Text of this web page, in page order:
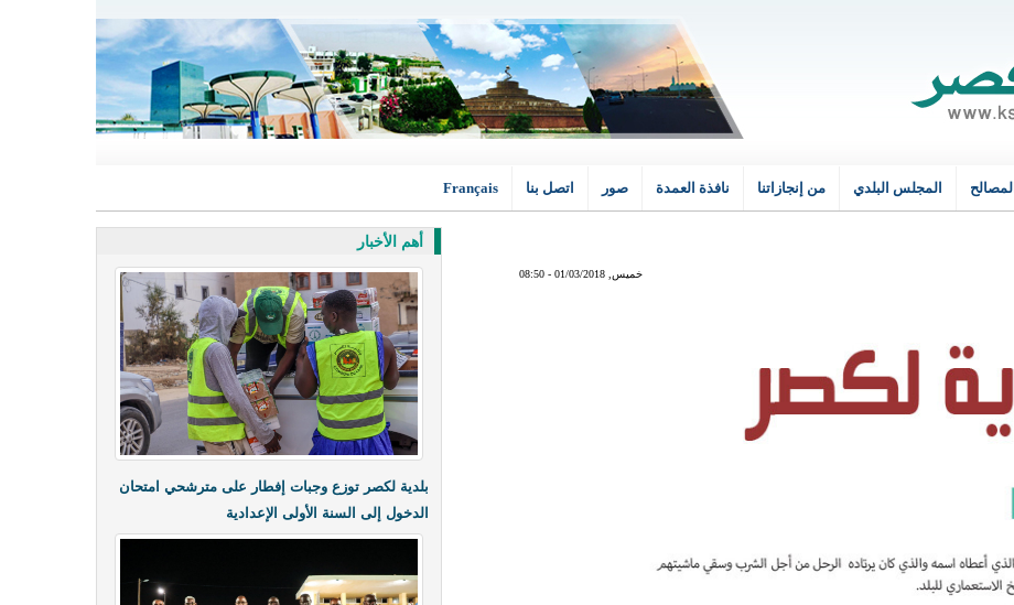
الرئيسية
المصالح المجلس البلدي من إنجازاتنا نافذة العمدة صور اتصل بنا Français
أهم الأخبار
بلدية لكصر توزع وجبات إفطار على مترشحي امتحان
الدخول إلى السنة الأولى الإعدادية
خميس, 01/03/2018 - 08:50